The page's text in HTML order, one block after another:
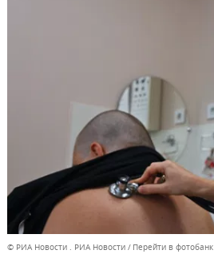
© РИА Новости . РИА Новости Перейти в фотобанк